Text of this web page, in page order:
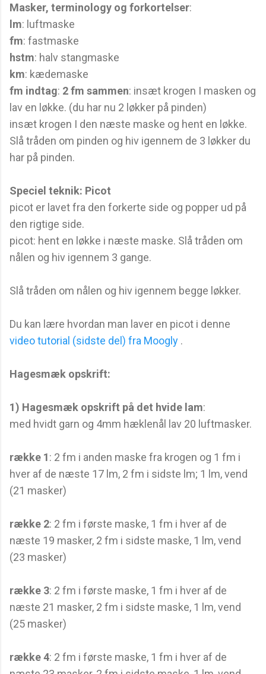
Masker, terminology og forkortelser:
lm: luftmaske
fm: fastmaske
hstm: halv stangmaske
km: kædemaske
fm indtag: 2 fm sammen: insæt krogen I masken og
lav en løkke. (du har nu 2 løkker på pinden)
insæt krogen I den næste maske og hent en løkke.
Slå tråden om pinden og hiv igennem de 3 løkker du
har på pinden.
Speciel teknik: Picot
picot er lavet fra den forkerte side og popper ud på
den rigtige side.
picot: hent en løkke i næste maske. Slå tråden om
nålen og hiv igennem 3 gange.
Slå tråden om nålen og hiv igennem begge løkker.
Du kan lære hvordan man laver en picot i denne
video tutorial (sidste del) fra Moogly .
Hagesmæk opskrift:
1) Hagesmæk opskrift på det hvide lam:
med hvidt garn og 4mm hæklenål lav 20 luftmasker.
række 1: 2 fm i anden maske fra krogen og 1 fm i
hver af de næste 17 lm, 2 fm i sidste lm; 1 lm, vend
(21 masker)
række 2: 2 fm i første maske, 1 fm i hver af de
næste 19 masker, 2 fm i sidste maske, 1 lm, vend
(23 masker)
række 3: 2 fm i første maske, 1 fm i hver af de
næste 21 masker, 2 fm i sidste maske, 1 lm, vend
(25 masker)
række 4: 2 fm i første maske, 1 fm i hver af de